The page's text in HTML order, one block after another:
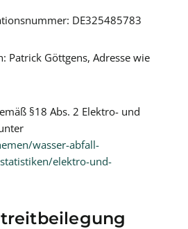
DE325485783
Patrick Göttgens, Adresse wie
§18 Abs. 2 Elektro- und
wasser-abfall-
elektro-und-